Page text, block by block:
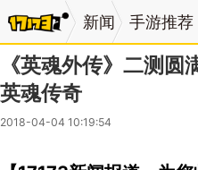
新闻 手游推荐
《英魂外传》二测
英魂传奇
2018-04-04 10:19:54